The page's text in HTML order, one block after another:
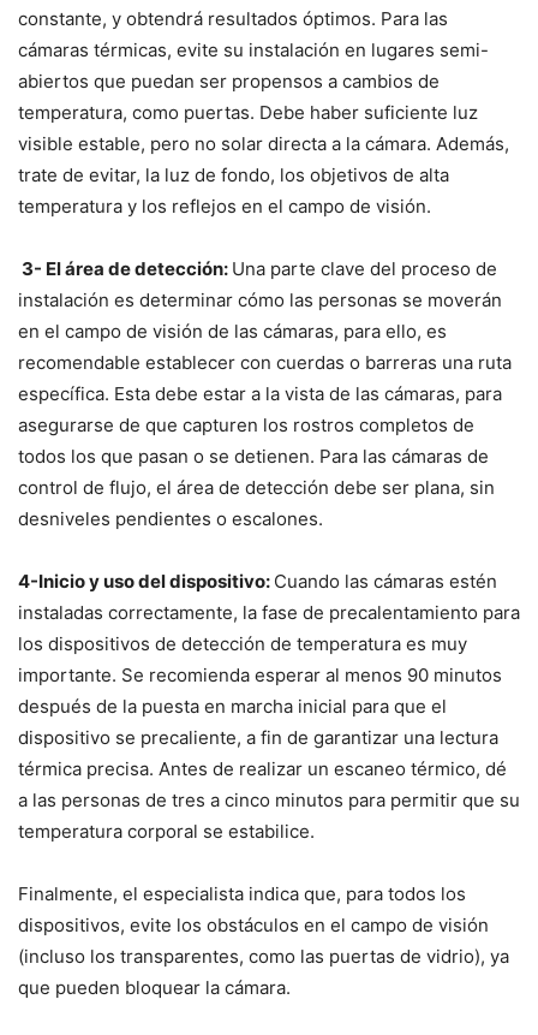
constante, y obtendrá resultados óptimos. Para las
cámaras térmicas, evite su instalación en lugares semi-
abiertos que puedan ser propensos a cambios de
temperatura, como puertas. Debe haber suficiente luz
visible estable, pero no solar directa a la cámara. Además,
trate de evitar, la luz de fondo, los objetivos de alta
temperatura y los reflejos en el campo de visión.
3- El área de detección: Una parte clave del proceso de
instalación es determinar cómo las personas se moverán
en el campo de visión de las cámaras, para ello, es
recomendable establecer con cuerdas o barreras una ruta
específica. Esta debe estar a la vista de las cámaras, para
asegurarse de que capturen los rostros completos de
todos los que pasan o se detienen. Para las cámaras de
control de flujo, el área de detección debe ser plana, sin
desniveles pendientes o escalones.
4-Inicio y uso del dispositivo: Cuando las cámaras estén
instaladas correctamente, la fase de precalentamiento para
los dispositivos de detección de temperatura es muy
importante. Se recomienda esperar al menos 90 minutos
después de la puesta en marcha inicial para que el
dispositivo se precaliente, a fin de garantizar una lectura
térmica precisa. Antes de realizar un escaneo térmico, dé
a las personas de tres a cinco minutos para permitir que su
temperatura corporal se estabilice.
Finalmente, el especialista indica que, para todos los
dispositivos, evite los obstáculos en el campo de visión
(incluso los transparentes, como las puertas de vidrio), ya
que pueden bloquear la cámara.